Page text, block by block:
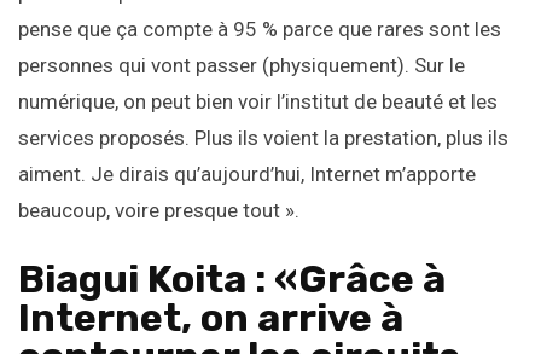
pense que ça compte à 95 % parce que rares sont les
personnes qui vont passer (physiquement). Sur le
numérique, on peut bien voir l’institut de beauté et les
services proposés. Plus ils voient la prestation, plus ils
aiment. Je dirais qu’aujourd’hui, Internet m’apporte
beaucoup, voire presque tout ».
Biagui Koita : «Grâce à
Internet, on arrive à